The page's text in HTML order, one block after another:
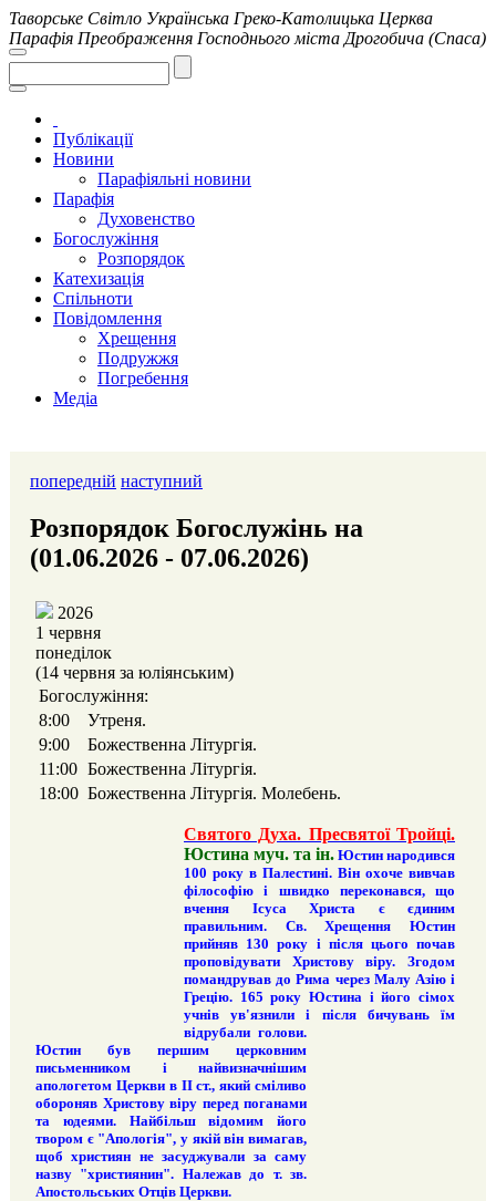
Таворське Світло Українська Греко-Католицька Церква
Парафія Преображення Господнього міста Дрогобича (Спаса)
Публікації
Новини
Парафіяльні новини
Парафія
Духовенство
Богослужіння
Розпорядок
Катехизація
Спільноти
Повідомлення
Хрещення
Подружжя
Погребення
Медіа
попередній наступний
Розпорядок Богослужінь на
(01.06.2026 - 07.06.2026)
2026
1 червня
понеділок
(14 червня за юліянським)
Богослужіння:
8:00
Утреня.
9:00
Божественна Літургія.
11:00 Божественна Літургія.
18:00 Божественна Літургія. Молебень.
Святого Духа. Пресвятої Тройці.
Юстина муч. та ін. Юстин народився
100 року в Палестині. Він охоче вивчав
філософію і швидко переконався, що
вчення Ісуса Христа є єдиним
правильним. Св. Хрещення Юстин
прийняв 130 року і після цього почав
проповідувати Христову віру. Згодом
помандрував до Рима через Малу Азію і
Грецію. 165 року Юстина і його сімох
учнів ув'язнили і після бичувань їм
відрубали голови.
Юстин був першим церковним
письменником і найвизначнішим
апологетом Церкви в II ст., який сміливо
обороняв Христову віру перед поганами
та юдеями. Найбільш відомим його
твором є "Апологія", у якій він вимагав,
щоб християн не засуджували за саму
назву "християнин". Належав до т. зв.
Апостольських Отців Церкви.